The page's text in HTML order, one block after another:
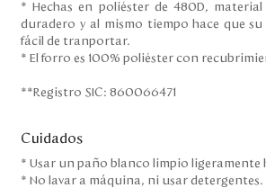
Colombia
Costa Rica
Panamá
Venezuela
* Hechas en poliéster de 480D,
duradero y al mismo tiempo hace que su
fácil de tranportar.
* El forro es 100% poliéster con
**Registro SIC: 860066471
Cuidados
* Usar un paño blanco limpio ligeramente
* No lavar a máquina, ni usar detergentes.